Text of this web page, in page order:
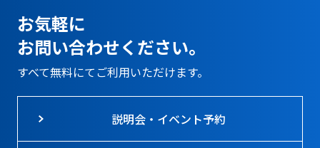
お気軽に
お問い合わせください。
すべて無料にてご利用いただけます。
説明会・イベント予約